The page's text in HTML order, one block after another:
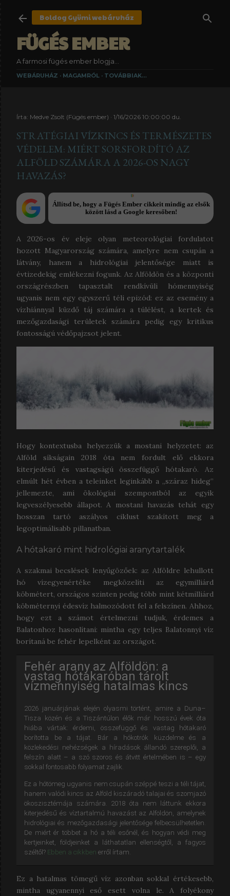
Ugrás a fő tartalomra
FÜGÉS EMBER
A farmosi fügés ember blogja...
Boldog Gyümiwebáruház
WEBÁRUHÁZ MAGAMRÓL TOVÁBBIAK…
Írta: Medve Zsolt (Fügés ember) 1/16/2026 10:00:00 du.
STRATÉGIAI VÍZKINCS ÉS TERMÉSZETES
VÉDELEM: MIÉRT SORSFORDÍTÓ AZ
ALFÖLD SZÁMÁRA A 2026-OS NAGY
HAVAZÁS?
Állítsd be, hogy a Fügés Ember cikkeit mindig az elsők
között lásd a Google keresőben!
A 2026-os év eleje olyan meteorológiai fordulatot
hozott Magyarország számára, amelyre nem csupán a
látvány, hanem a hidrológiai jelentősége miatt is
évtizedekig emlékezni fogunk. Az Alföldön és a központi
országrészben tapasztalt rendkívüli hómennyiség
ugyanis nem egy egyszerű téli epizód: ez az esemény a
vízhiánnyal küzdő táj számára a túlélést, a kertek és
mezőgazdasági területek számára pedig egy kritikus
fontosságú védőpajzsot jelent.
Hogy kontextusba helyezzük a mostani helyzetet: az
Alföld síkságain 2018 óta nem fordult elő ekkora
kiterjedésű és vastagságú összefüggő hótakaró. Az
elmúlt hét évben a teleinket leginkább a „száraz hideg”
jellemezte, ami ökológiai szempontból az egyik
legveszélyesebb állapot. A mostani havazás tehát egy
hosszan tartó aszályos ciklust szakított meg a
legoptimálisabb pillanatban.
A hótakaró mint hidrológiai aranytartalék
A szakmai becslések lenyűgözőek: az Alföldre lehullott
hó vízegyenértéke megközelíti az egymilliárd
köbmétert, országos szinten pedig több mint kétmilliárd
köbméternyi édesvíz halmozódott fel a felszínen. Ahhoz,
hogy ezt a számot értelmezni tudjuk, érdemes a
Balatonhoz hasonlítani: mintha egy teljes Balatonnyi víz
borítaná be fehér lepelként az országot.
Fehér arany az Alföldön: a
vastag hótakaróban tárolt
vízmennyiség hatalmas kincs
2026 januárjának elején olyasmi történt, amire a Duna–
Tisza közén és a Tiszántúlon élők már hosszú évek óta
hiába vártak: érdemi, összefüggő és vastag hótakaró
borította be a tájat. Bár a hókotrók küzdelme és a
közlekedési nehézségek a híradások állandó szereplői, a
felszín alatt – a szó szoros és átvitt értelmében is – egy
sokkal fontosabb folyamat zajlik.
Ez a hótömeg ugyanis nem csupán széppé teszi a téli tájat,
hanem valódi kincs az Alföld kiszáradó talajai és szomjazó
ökoszisztémája számára. 2018 óta nem láttunk ekkora
kiterjedésű és víztartalmú havazást az Alföldön, amelynek
hidrológiai és mezőgazdasági jelentősége felbecsülhetetlen.
De miért ér többet a hó a téli esőnél, és hogyan védi meg
kertjeinket, földjeinket a láthatatlan ellenségtől, a fagyos
széltől? Ebben a cikkben erről írtam.
Ez a hatalmas tömegű víz azonban sokkal értékesebb,
mintha ugyanennyi eső esett volna le. A folyékony